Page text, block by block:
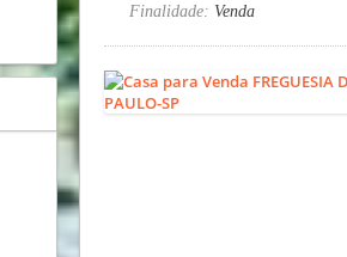
Finalidade: Venda